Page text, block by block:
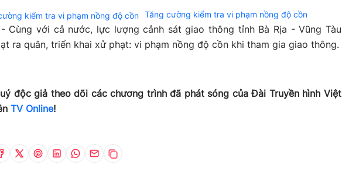
Tăng cường kiểm tra vi phạm nồng độ cồn
- Cùng với cả nước, lực lượng cảnh sát giao thông tỉnh Bà Rịa - Vũng Tàu
ra quân, triển khai xử phạt: vi phạm nồng độ cồn khi tham gia giao thông.
độc giả theo dõi các chương trình đã phát sóng của Đài Truyền hình Việt
TV Online!